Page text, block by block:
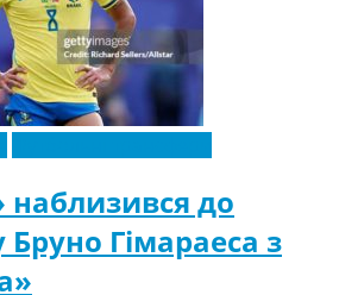
наблизився до
Гімараеса з